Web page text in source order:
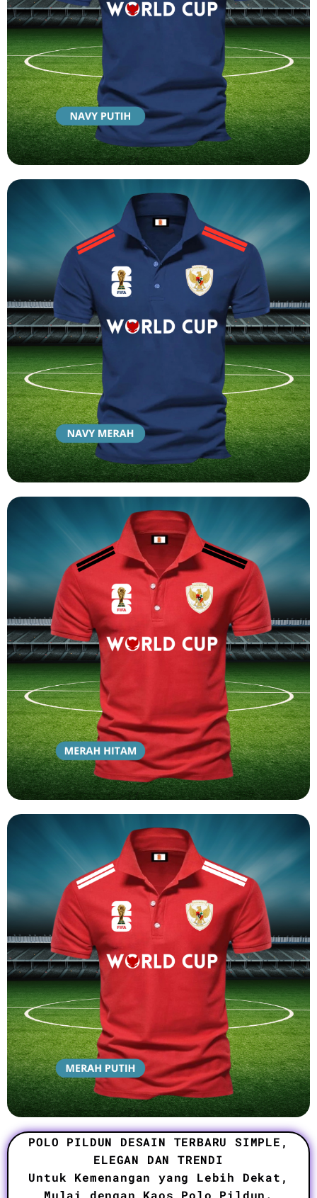
POLO PILDUN DESAIN TERBARU SIMPLE,
ELEGAN DAN TRENDI
Untuk Kemenangan yang Lebih Dekat,
Mulai dengan Kaos Polo Pildun.